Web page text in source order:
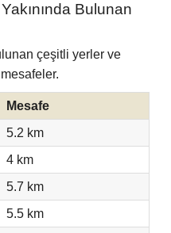
Bulunan
çeşitli yerler ve
Mesafe
5.2 km
4 km
5.7 km
5.5 km